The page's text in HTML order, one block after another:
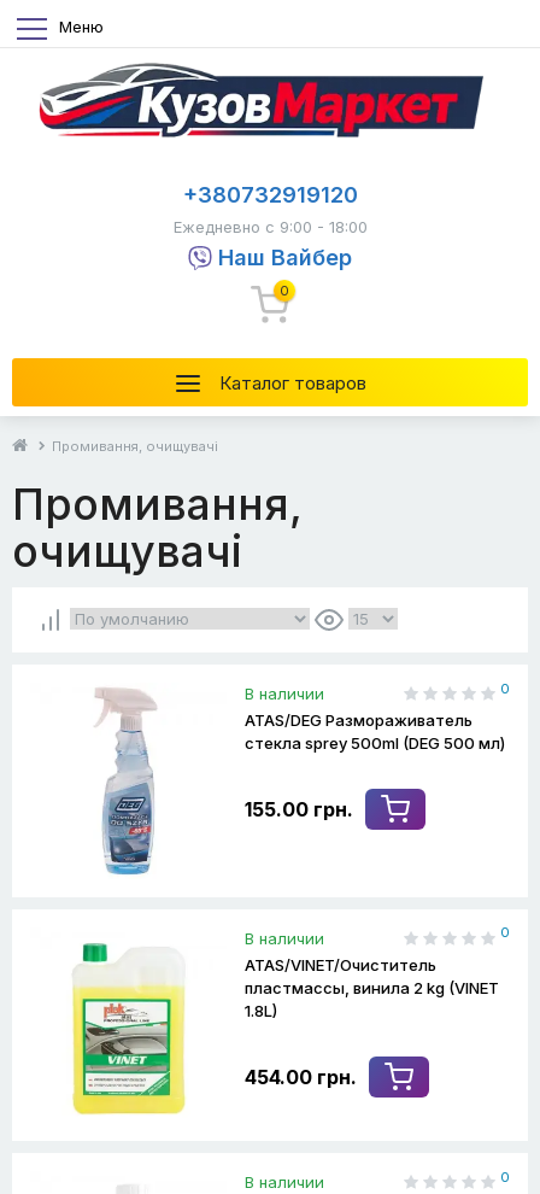
Меню
Каталог товаров
+380732919120
Ежедневно с 9:00 - 18:00
Наш Вайбер
0
Промивання, очищувачі
Промивання,
очищувачі
В наличии 0
ATAS/DEG Размораживатель
стекла sprey 500ml (DEG 500 мл)
155.00 грн.
В наличии 0
ATAS/VINET/Очиститель
пластмассы, винила 2 kg (VINET
1.8L)
454.00 грн.
В наличии 0